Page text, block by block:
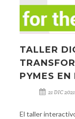
TALLER
PYMES EN
21 DIC 2021
El taller